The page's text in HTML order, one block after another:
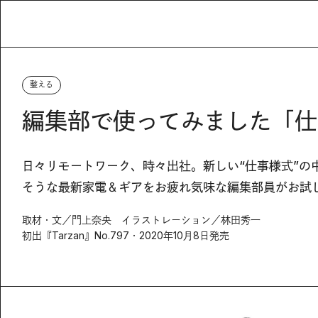
整える
編集部で使ってみました「
日々リモートワーク、時々出社。新しい“仕事様式”
そうな最新家電＆ギアをお疲れ気味な編集部員がお試
取材・文／門上奈央 イラストレーション／林田秀一
初出『Tarzan』No.797・2020年10月8日発売